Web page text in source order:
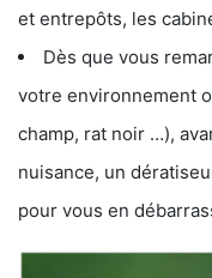
et entrepôts, les
Dès que vous
votre environnement
champ, rat noir …),
nuisance, un
pour vous en